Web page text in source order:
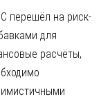
перешёл на риск-
для
расчёты,